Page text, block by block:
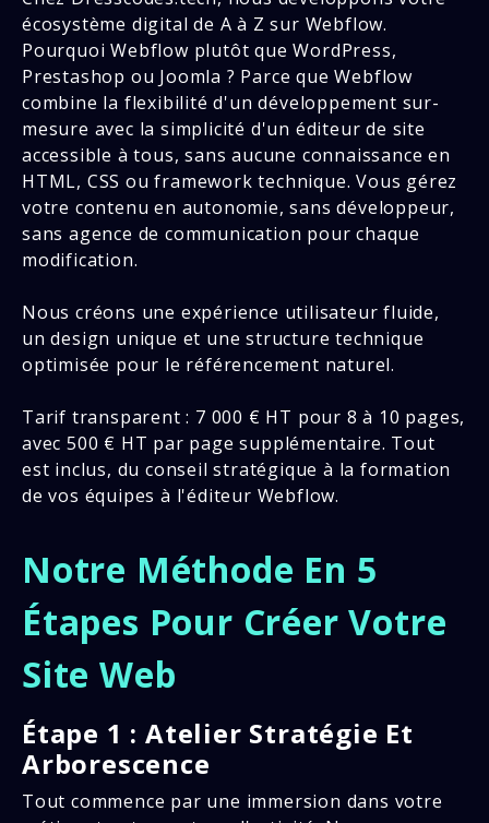
écosystème digital de A à Z sur Webflow.
Pourquoi Webflow plutôt que WordPress,
Prestashop ou Joomla ? Parce que Webflow
combine la flexibilité d'un développement sur-
mesure avec la simplicité d'un éditeur de site
accessible à tous, sans aucune connaissance en
HTML, CSS ou framework technique. Vous gérez
votre contenu en autonomie, sans développeur,
sans agence de communication pour chaque
modification.
Nous créons une expérience utilisateur fluide,
un design unique et une structure technique
optimisée pour le référencement naturel.
Tarif transparent : 7 000 € HT pour 8 à 10 pages,
avec 500 € HT par page supplémentaire. Tout
est inclus, du conseil stratégique à la formation
de vos équipes à l'éditeur Webflow.
Notre Méthode En 5
Étapes Pour Créer Votre
Site Web
Étape 1 : Atelier Stratégie Et
Arborescence
Tout commence par une immersion dans votre